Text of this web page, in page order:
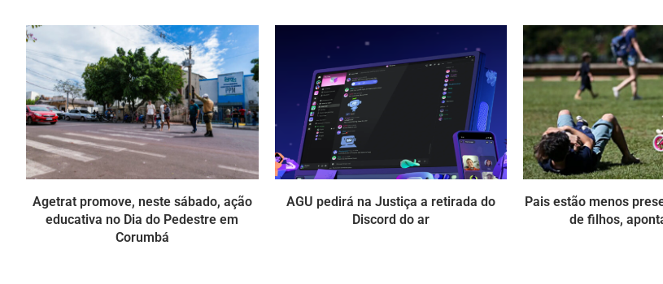
Agetrat promove, neste sábado, ação
educativa no Dia do Pedestre em
Corumbá
AGU pedirá na Justiça a retirada do
Discord do ar
Pais estão menos
de filhos,